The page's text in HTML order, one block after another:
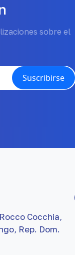
sobre el
Suscribirse
Cocchia,
Rep. Dom.